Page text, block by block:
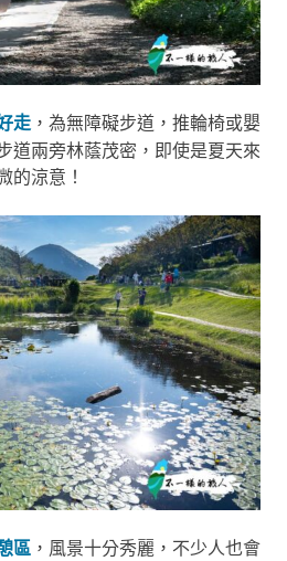
走 ，為無障礙步道，推輪椅或嬰
道兩旁林蔭茂密，即使是夏天來
的涼意！
區 ，風景十分秀麗，不少人也會